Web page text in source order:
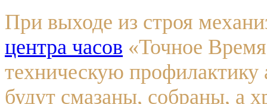
При выходе из строя
центра часов «Точное
техническую профилактику
будут смазаны, собраны, а